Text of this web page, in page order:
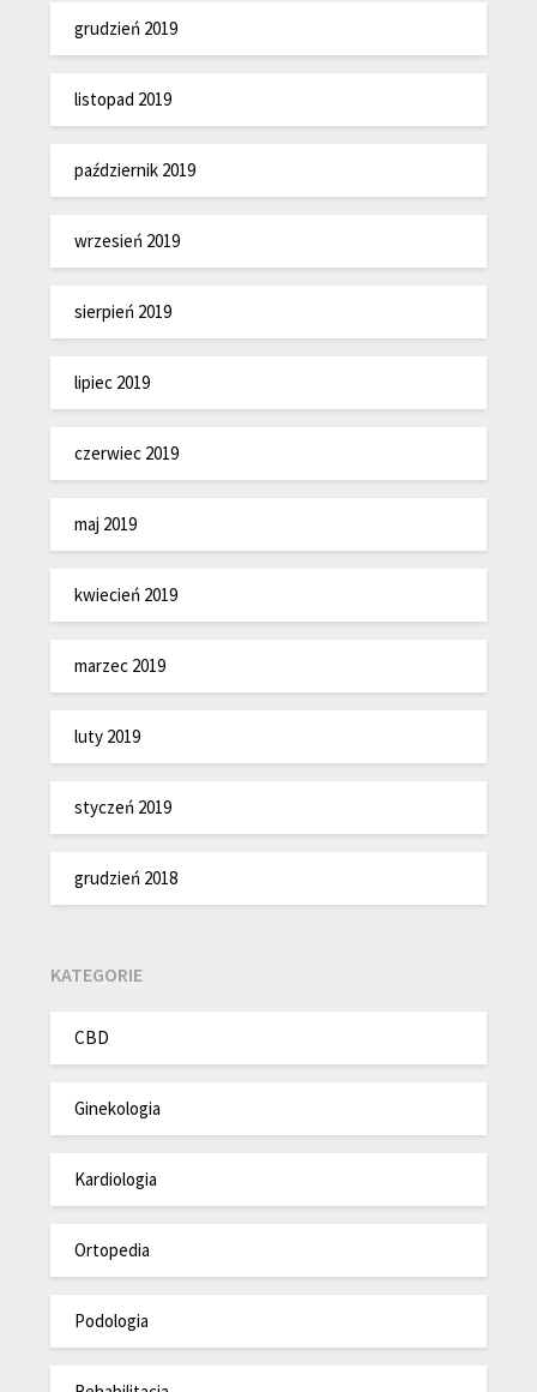
grudzień 2019
listopad 2019
październik 2019
wrzesień 2019
sierpień 2019
lipiec 2019
czerwiec 2019
maj 2019
kwiecień 2019
marzec 2019
luty 2019
styczeń 2019
grudzień 2018
KATEGORIE
CBD
Ginekologia
Kardiologia
Ortopedia
Podologia